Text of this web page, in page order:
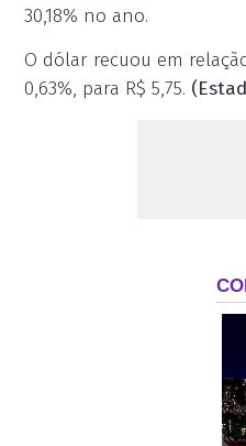
30,18% no ano.
O dólar recuou em
0,63%, para R$ 5,75.